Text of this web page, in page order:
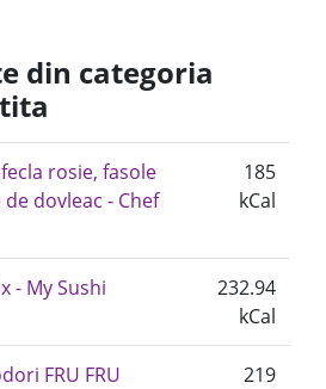
din categoria
rosie, fasole
dovleac - Chef
185
kCal
- My Sushi
232.94
kCal
FRU FRU
219